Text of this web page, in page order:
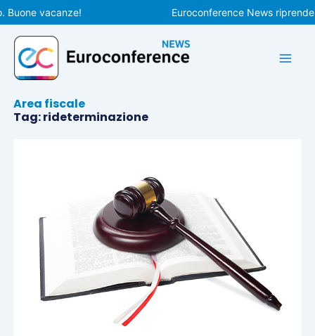
Vai
al
contenuto
vacanze! Euroconference News
Area fiscale
Tag: rideterminazione